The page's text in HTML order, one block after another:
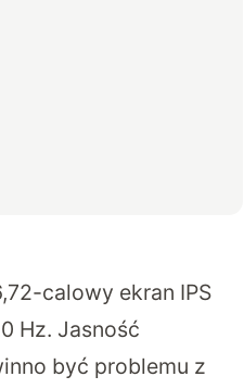
calowy ekran IPS
Hz. Jasność
być problemu z